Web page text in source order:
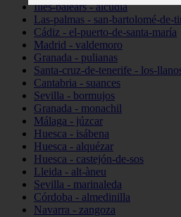
Illes-balears - alcúdia
Las-palmas - san-bartolomé-de-
Cádiz - el-puerto-de-santa-maría
Madrid - valdemoro
Granada - pulianas
Santa-cruz-de-tenerife - los-
Cantabria - suances
Sevilla - bormujos
Granada - monachil
Málaga - júzcar
Huesca - isábena
Huesca - alquézar
Huesca - castejón-de-sos
Lleida - alt-àneu
Sevilla - marinaleda
Córdoba - almedinilla
Navarra - zangoza